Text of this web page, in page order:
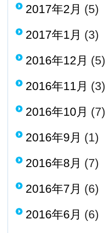
2017年2月 (5)
2017年1月 (3)
2016年12月 (5)
2016年11月 (3)
2016年10月 (7)
2016年9月 (1)
2016年8月 (7)
2016年7月 (6)
2016年6月 (6)